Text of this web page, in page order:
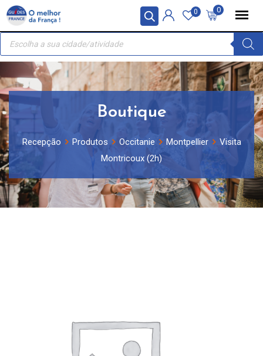
Painel de Gerenciamento de Cookies
Skip
content
0
0
Recherche
produits
Boutique
Recepção Produtos Occitanie Montpellier
Visita
Montricoux (2h)